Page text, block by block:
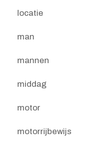
locatie
man
mannen
middag
motor
motorrijbewijs